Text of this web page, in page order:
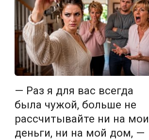
— Раз я для вас всегда
была чужой, больше не
рассчитывайте ни на мои
деньги, ни на мой дом, —